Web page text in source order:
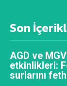
Son
AGD ve
etkinlikleri:
surlarını